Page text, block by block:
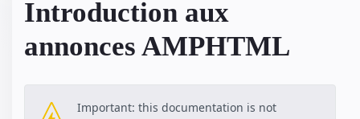
Introduction aux
annonces AMPHTML
Important: this documentation is not